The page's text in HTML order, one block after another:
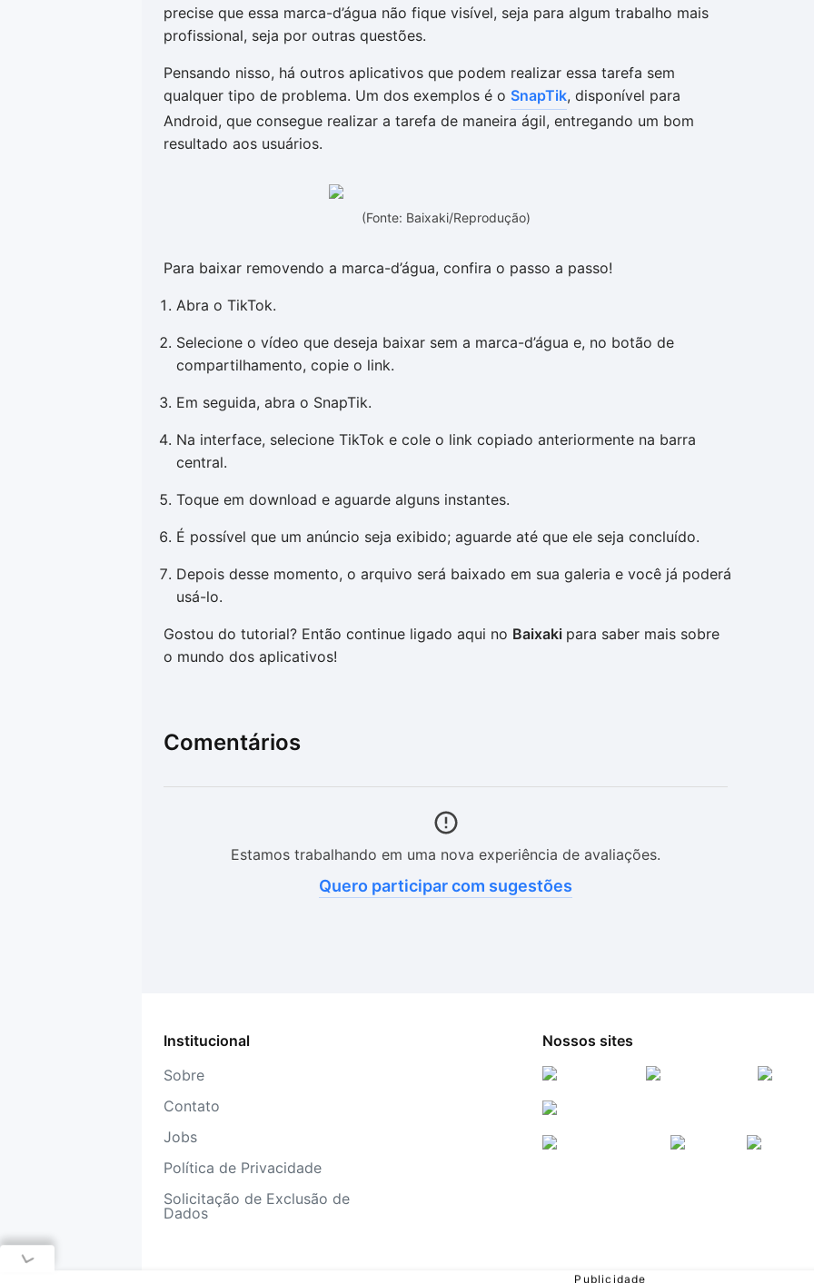
precise que essa marca-d’água não fique visível, seja para algum trabalho mais
profissional, seja por outras questões.
Pensando nisso, há outros aplicativos que podem realizar essa tarefa sem
qualquer tipo de problema. Um dos exemplos é o SnapTik, disponível para
Android, que consegue realizar a tarefa de maneira ágil, entregando um bom
resultado aos usuários.
(Fonte: Baixaki/Reprodução)
Para baixar removendo a marca-d’água, confira o passo a passo!
Abra o TikTok.
Selecione o vídeo que deseja baixar sem a marca-d’água e, no botão de
compartilhamento, copie o link.
Em seguida, abra o SnapTik.
Na interface, selecione TikTok e cole o link copiado anteriormente na barra
central.
Toque em download e aguarde alguns instantes.
É possível que um anúncio seja exibido; aguarde até que ele seja concluído.
Depois desse momento, o arquivo será baixado em sua galeria e você já poderá
usá-lo.
Gostou do tutorial? Então continue ligado aqui no Baixaki para saber mais sobre
o mundo dos aplicativos!
Comentários
Estamos trabalhando em uma nova experiência de avaliações.
Quero participar com sugestões
Institucional
Sobre
Contato
Jobs
Política de Privacidade
Solicitação de Exclusão de
Dados
Nossos sites